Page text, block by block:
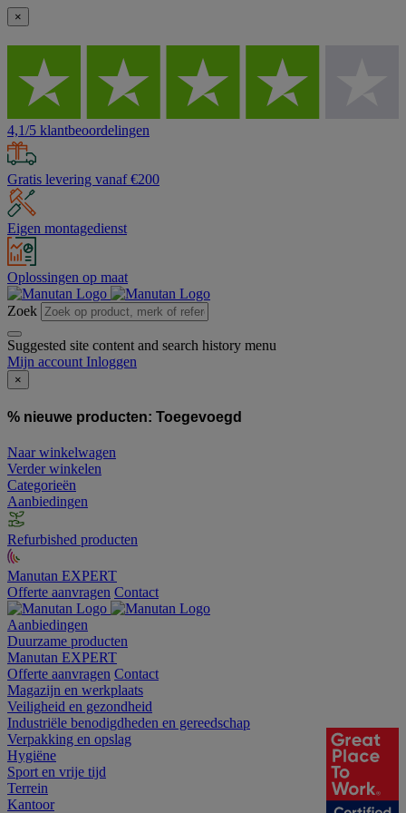
×
4,1/5 klantbeoordelingen
Gratis levering vanaf €200
Eigen montagedienst
Oplossingen op maat
Zoek
Suggested site content and search history menu
Mijn account Inloggen
×
% nieuwe producten: Toegevoegd
Naar winkelwagen
Verder winkelen
Categorieën
Aanbiedingen
Refurbished producten
Manutan EXPERT
Offerte aanvragen Contact
Aanbiedingen
Duurzame producten
Manutan EXPERT
Offerte aanvragen Contact
Magazijn en werkplaats
Veiligheid en gezondheid
Industriële benodigdheden en gereedschap
Verpakking en opslag
Hygiëne
Sport en vrije tijd
Terrein
Kantoor